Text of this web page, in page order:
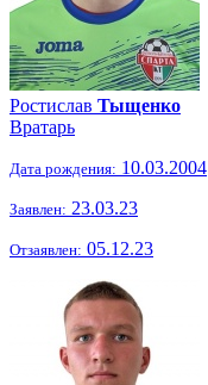
Ростислав Тыщенко
Вратарь
Дата рождения: 10.03.2004
Заявлен: 23.03.23
Отзаявлен: 05.12.23